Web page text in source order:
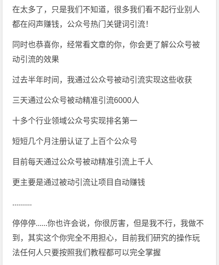
在太多了，只是我们不知道，很多我们看不起行业别人
都在闷声赚钱，公众号热门关键词引流！
同时也恭喜你，经常看文章的你，你会更了解公众号被
动引流的效果
过去半年时间，我通过公众号被动引流实现这些收获
三天通过公众号被动精准引流6000人
十多个行业领域公众号实现排名第一
短短几个月注册认证了上百个公众号
目前每天通过公众号被动精准引流上千人
更主要是通过被动引流让项目自动赚钱
..........
停停停......你也许会说，你很厉害，但是我不行，我做不
到，其实这个你完全不用担心，目前我们研究的操作玩
法任何人只要按照我们教程都可以完全掌握